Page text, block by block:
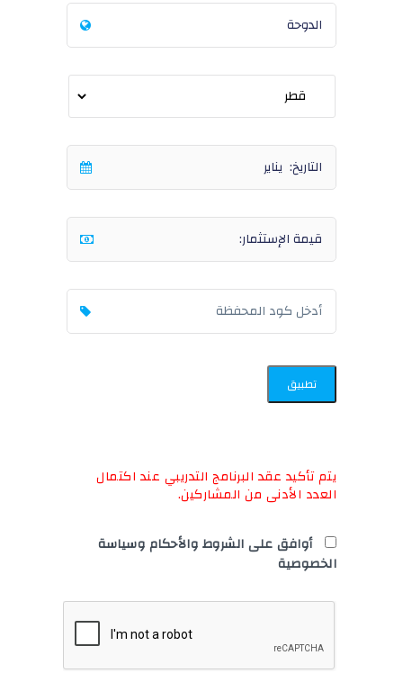
تطبيق
يتم تأكيد عقد البرنامج التدريبي عند اكتمال
العدد الأدنى من المشاركين.
أوافق على الشروط والأحكام وسياسة
الخصوصية